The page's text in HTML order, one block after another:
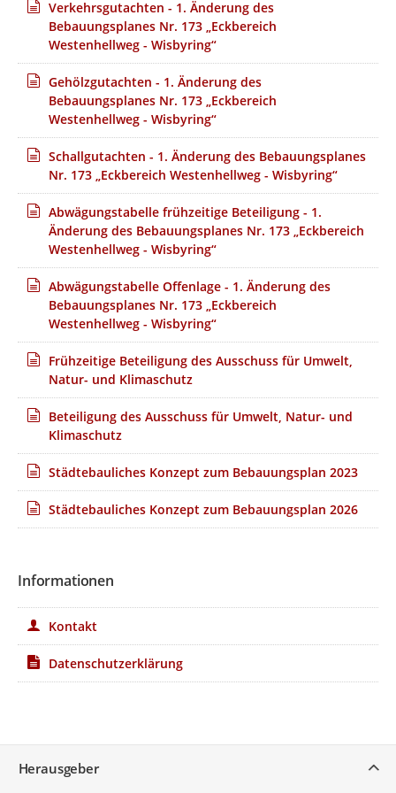
Sie haben die Gelegenheit im Zeitraum vom
15.07.2026eineStellungnahme oder Anregungen
Planung nach Anmeldung auf dieser Seite abzugeben. Um
eine Stellungnahme abzugeben, klicken Sie bitte auf die
Schaltfläche "Ihre Stellungnahme" auf dem unteren Teil
dieser Seite. Die Schaltfläche erscheint erst im Zeitraum der
Weiterhin besteht die Möglichkeit, Ihre
Stellungnahme innerhalb des oben genannten Zeitraums
vor Ort, schriftlich oder per Mail (s. Kontaktdaten)
abzugeben. Hierzu liegen die Planunterlagen im oben
genannten Zeitraum während der Dienststunden im
Rathaus II der Stadt Soest, Windmühlenweg 21, 59494 Soest,
im1. Obergeschoss (Arbeitsgruppe Stadtplanung)zu
jedermanns Einsichtnahme aus.
Bitte beachten Sie, dass der Inhalt Ihrer
Rahmen des Bauleitplanverfahrens und in den politischen
Entscheidungsprozessenöffentlich einsehbarwird. Falls
personenbezogene Daten (z.B. Hausnummer) Inhalt Ihrer
veröffentlicht werden dürfen. Eine Anonymisierung des
Namens des Stellungnehmers erfolgt in jedem Fall.
Verkehrsgutachten - 1. Änderung des
Bebauungsplanes Nr. 173 „Eckbereich
Westenhellweg - Wisbyring“
Gehölzgutachten - 1. Änderung des
Bebauungsplanes Nr. 173 „Eckbereich
Westenhellweg - Wisbyring“
Schallgutachten - 1. Änderung des Bebauungsplanes
Nr. 173 „Eckbereich Westenhellweg - Wisbyring“
Abwägungstabelle frühzeitige Beteiligung - 1.
Änderung des Bebauungsplanes Nr. 173 „Eckbereich
Westenhellweg - Wisbyring“
Abwägungstabelle Offenlage - 1. Änderung des
Bebauungsplanes Nr. 173 „Eckbereich
Westenhellweg - Wisbyring“
Frühzeitige Beteiligung des Ausschuss für Umwelt,
Natur- und Klimaschutz
Beteiligung des Ausschuss für Umwelt, Natur- und
Klimaschutz
Städtebauliches Konzept zum Bebauungsplan 2023
Städtebauliches Konzept zum Bebauungsplan 2026
Informationen
Kontakt
Datenschutzerklärung
Herausgeber